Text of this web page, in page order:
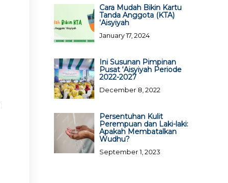
Cara Mudah Bikin Kartu
Tanda Anggota (KTA)
‘Aisyiyah
January 17, 2024
Ini Susunan Pimpinan
Pusat ‘Aisyiyah Periode
2022-2027
December 8, 2022
Persentuhan Kulit
Perempuan dan Laki-laki:
Apakah Membatalkan
Wudhu?
September 1, 2023